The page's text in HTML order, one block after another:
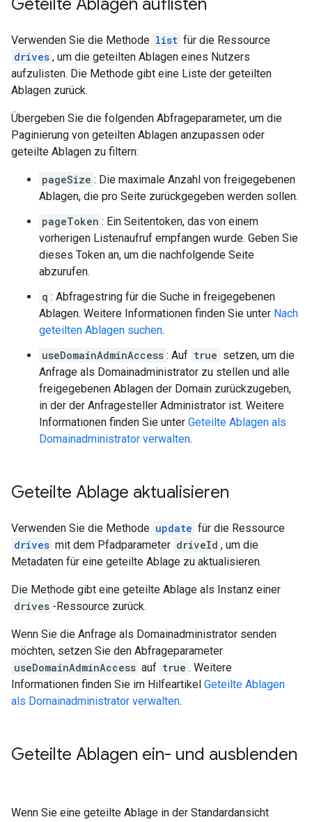
Geteilte Ablagen auflisten
Verwenden Sie die Methode list für die Ressource
drives , um die geteilten Ablagen eines Nutzers
aufzulisten. Die Methode gibt eine Liste der geteilten
Ablagen zurück.
Übergeben Sie die folgenden Abfrageparameter, um die
Paginierung von geteilten Ablagen anzupassen oder
geteilte Ablagen zu filtern:
pageSize : Die maximale Anzahl von freigegebenen
Ablagen, die pro Seite zurückgegeben werden sollen.
pageToken : Ein Seitentoken, das von einem
vorherigen Listenaufruf empfangen wurde. Geben Sie
dieses Token an, um die nachfolgende Seite
abzurufen.
q : Abfragestring für die Suche in freigegebenen
Ablagen. Weitere Informationen finden Sie unter Nach
geteilten Ablagen suchen.
useDomainAdminAccess : Auf true setzen, um die
Anfrage als Domainadministrator zu stellen und alle
freigegebenen Ablagen der Domain zurückzugeben,
in der der Anfragesteller Administrator ist. Weitere
Informationen finden Sie unter Geteilte Ablagen als
Domainadministrator verwalten.
Geteilte Ablage aktualisieren
Verwenden Sie die Methode update für die Ressource
drives mit dem Pfadparameter driveId , um die
Metadaten für eine geteilte Ablage zu aktualisieren.
Die Methode gibt eine geteilte Ablage als Instanz einer
drives -Ressource zurück.
Wenn Sie die Anfrage als Domainadministrator senden
möchten, setzen Sie den Abfrageparameter
useDomainAdminAccess auf true . Weitere
Informationen finden Sie im Hilfeartikel Geteilte Ablagen
als Domainadministrator verwalten.
Geteilte Ablagen ein- und ausblenden
Wenn Sie eine geteilte Ablage in der Standardansicht